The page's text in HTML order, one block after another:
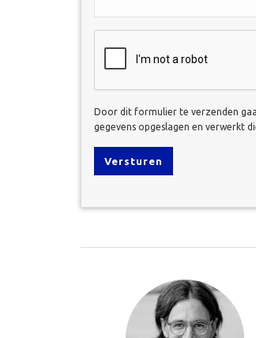
Door dit formulier te verzenden
gegevens opgeslagen en verwerkt